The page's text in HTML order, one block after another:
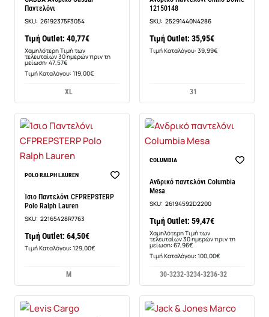
Παντελόνι
SKU: 26192375F3054
Τιμή Outlet: 40,77€
Χαμηλότερη Τιμή των
τελευταίων 30 ημερών πριν τη
μείωση: 47,57€
Τιμή Καταλόγου: 119,00€
XL
12150148
SKU: 25291440N4286
Τιμή Outlet: 35,95€
Τιμή Καταλόγου: 39,99€
31
POLO RALPH LAUREN
Ίσιο Παντελόνι CFPREPSTERP
Polo Ralph Lauren
SKU: 22165428R7763
Τιμή Outlet: 64,50€
Τιμή Καταλόγου: 129,00€
M
-13%
COLUMBIA
Ανδρικό παντελόνι Columbia
Mesa
SKU: 26194592D2200
Τιμή Outlet: 59,47€
Χαμηλότερη Τιμή των
τελευταίων 30 ημερών πριν τη
μείωση: 67,96€
Τιμή Καταλόγου: 100,00€
30-3232-3234-3236-32